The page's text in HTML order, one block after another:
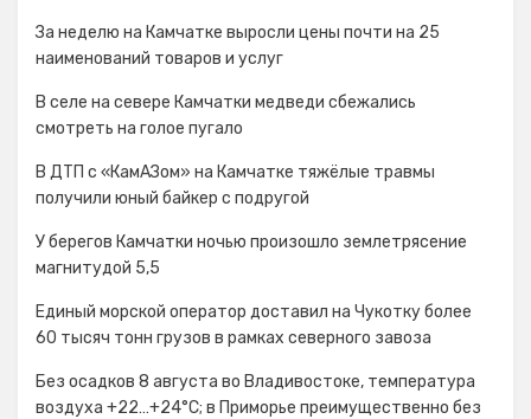
За неделю на Камчатке выросли цены почти на 25
наименований товаров и услуг
В селе на севере Камчатки медведи сбежались
смотреть на голое пугало
В ДТП с «КамАЗом» на Камчатке тяжёлые травмы
получили юный байкер с подругой
У берегов Камчатки ночью произошло землетрясение
магнитудой 5,5
Единый морской оператор доставил на Чукотку более
60 тысяч тонн грузов в рамках северного завоза
Без осадков 8 августа во Владивостоке, температура
воздуха +22…+24°С; в Приморье преимущественно без